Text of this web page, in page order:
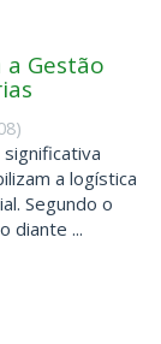
Gestão
)
a logística
Segundo o
diante ...